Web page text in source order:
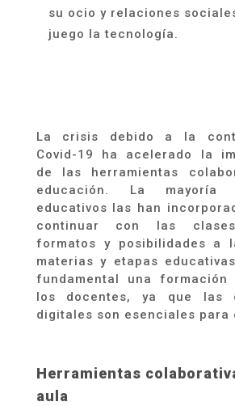
su ocio y relaciones
juego la tecnología.
La crisis debido a la
Covid-19 ha acelerado la
de las herramientas
educación. La mayoría
educativos las han
continuar con las
formatos y posibilidades a
materias y etapas
fundamental una formación
los docentes, ya que las
digitales son esenciales para
Herramientas
aula